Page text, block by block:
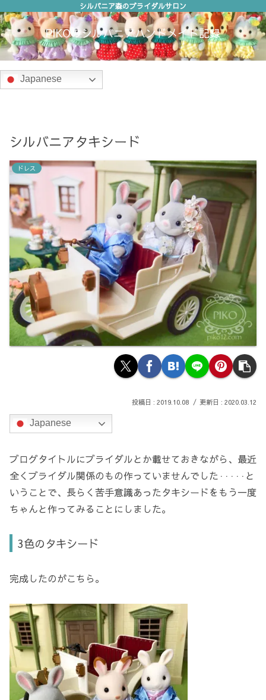
PIKOのシルバニアハンドメイド記録
シルバニア森のブライダルサロン
Japanese
シルバニアタキシード
ドレス
2019.10.08 2020.03.12
Japanese
ブログタイトルにブライダルとか載せておきながら、最近
全くブライダル関係のもの作っていませんでした····· と
いうことで、長らく苦手意識あったタキシードをもう一度
ちゃんと作ってみることにしました。
3色のタキシード
完成したのがこちら。